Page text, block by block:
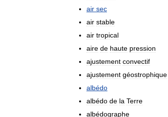
air sec
air stable
air tropical
aire de haute pression
ajustement convectif
ajustement géostrophique
albédo
albédo de la Terre
albédographe